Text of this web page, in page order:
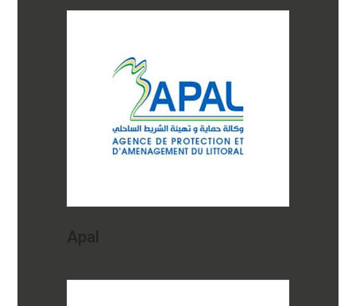
Apal